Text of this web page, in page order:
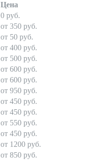
Цена
0 руб.
от 350 руб.
от 50 руб.
от 400 руб.
от 500 руб.
от 600 руб.
от 600 руб.
от 950 руб.
от 450 руб.
от 450 руб.
от 550 руб.
от 450 руб.
от 1200 руб.
от 850 руб.